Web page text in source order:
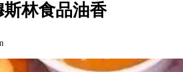
林食品油香